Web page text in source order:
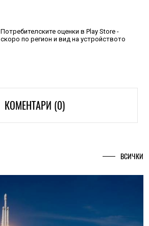
Потребителските оценки в Play Store -
скоро по регион и вид на устройството
КОМЕНТАРИ (0)
ВСИЧКИ